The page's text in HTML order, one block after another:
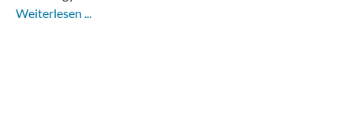
Weiterlesen ...